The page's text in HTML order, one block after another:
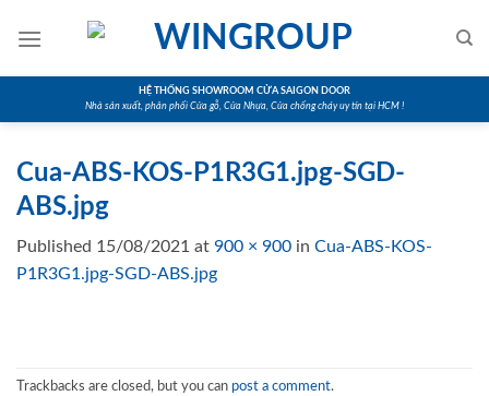
HỆ THỐNG SHOWROOM CỬA SAIGON DOOR
Nhà sản xuất, phân phối Cửa gỗ, Cửa Nhựa, Cửa chống cháy uy tín tại HCM !
Cua-ABS-KOS-P1R3G1.jpg-SGD-
ABS.jpg
Published 15/08/2021 at 900 × 900 in Cua-ABS-KOS-
P1R3G1.jpg-SGD-ABS.jpg
Trackbacks are closed, but you can post a comment.